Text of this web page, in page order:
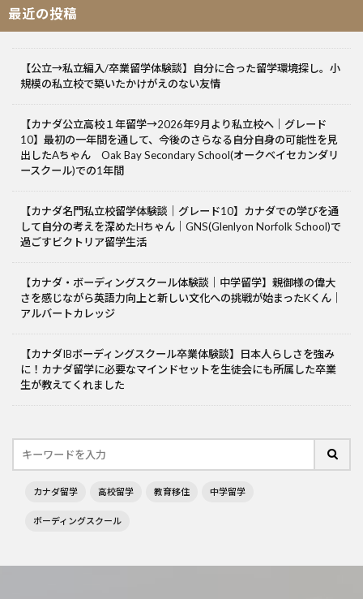
最近の投稿
【公立→私立編入/卒業留学体験談】自分に合った留学環境探し。小
規模の私立校で築いたかけがえのない友情
【カナダ公立高校１年留学→2026年9月より私立校へ｜グレード
10】最初の一年間を通して、今後のさらなる自分自身の可能性を見
出したAちゃん Oak Bay Secondary School(オークベイセカンダリ
ースクール)での1年間
【カナダ名門私立校留学体験談｜グレード10】カナダでの学びを通
して自分の考えを深めたHちゃん｜GNS(Glenlyon Norfolk School)で
過ごすビクトリア留学生活
【カナダ・ボーディングスクール体験談｜中学留学】親御様の偉大
さを感じながら英語力向上と新しい文化への挑戦が始まったKくん｜
アルバートカレッジ
【カナダIBボーディングスクール卒業体験談】日本人らしさを強み
に！カナダ留学に必要なマインドセットを生徒会にも所属した卒業
生が教えてくれました
カナダ留学 高校留学 教育移住 中学留学
ボーディングスクール